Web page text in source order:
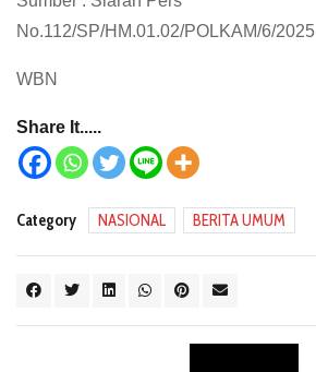
No.112/SP/HM.01.02/POLKAM/6/2025
WBN
Share It.....
Category NASIONAL BERITA UMUM